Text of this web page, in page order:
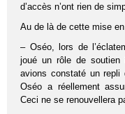
d’accès n’ont rien de
Au de là de cette mise
– Oséo, lors de
joué un rôle de
avions constaté un repli
Oséo a réellement
Ceci ne se renouvellera